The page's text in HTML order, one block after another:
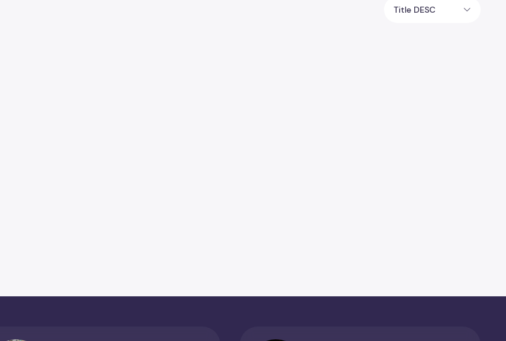
Title DESC